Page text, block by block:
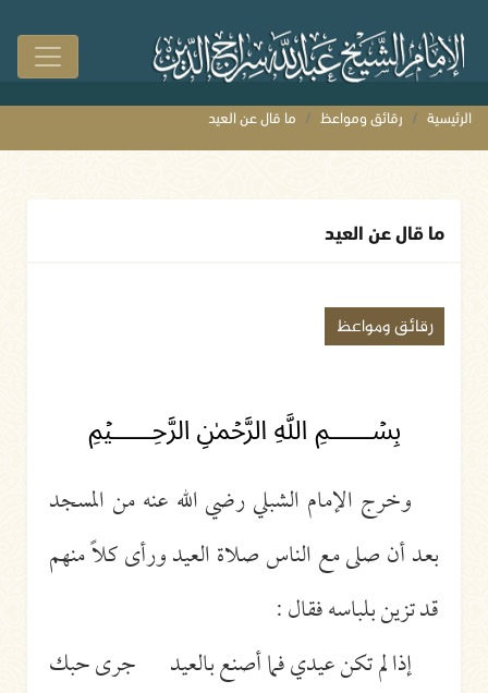
الرئيسية رقائق ومواعظ ما قال عن العيد
ما قال عن العيد
رقائق ومواعظ
﷽
وخرج الإمام الشبلي رضي الله عنه من المسجد
بعد أن صلى مع الناس صلاة العيد ورأى كلاً منهم
قد تزين بلباسه فقال :
إذا لم تكن عيدي فما أصنع بالعيد جرى حبك